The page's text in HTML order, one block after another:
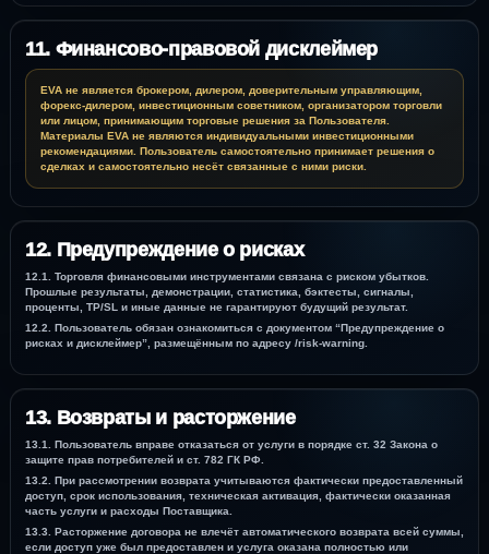
11. Финансово-правовой дисклеймер
EVA не является брокером, дилером, доверительным управляющим,
форекс-дилером, инвестиционным советником, организатором торговли
или лицом, принимающим торговые решения за Пользователя.
Материалы EVA не являются индивидуальными инвестиционными
рекомендациями. Пользователь самостоятельно принимает решения о
сделках и самостоятельно несёт связанные с ними риски.
12. Предупреждение о рисках
12.1. Торговля финансовыми инструментами связана с риском убытков.
Прошлые результаты, демонстрации, статистика, бэктесты, сигналы,
проценты, TP/SL и иные данные не гарантируют будущий результат.
12.2. Пользователь обязан ознакомиться с документом “Предупреждение о
рисках и дисклеймер” , размещённым по адресу /risk-warning
13. Возвраты и расторжение
13.1. Пользователь вправе отказаться от услуги в порядке ст. 32 Закона о
защите прав потребителей и ст. 782 ГК РФ.
13.2. При рассмотрении возврата учитываются фактически предоставленный
доступ, срок использования, техническая активация, фактически оказанная
часть услуги и расходы Поставщика.
13.3. Расторжение договора не влечёт автоматического возврата всей суммы,
если доступ уже был предоставлен и услуга оказана полностью или